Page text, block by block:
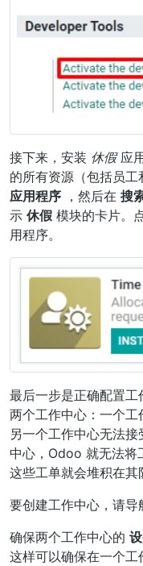
接下来，安装 休假应
的所有资源（包括员
应用程序 ，然后在 搜
示 休假 模块的卡片。
用程序。
最后一步是正确配置
两个工作中心：一个
另一个工作中心无法
中心，Odoo 就无法将
这些工单就会堆积在其
要创建工作中心，请导
确保两个工作中心的
这样可以确保在一个